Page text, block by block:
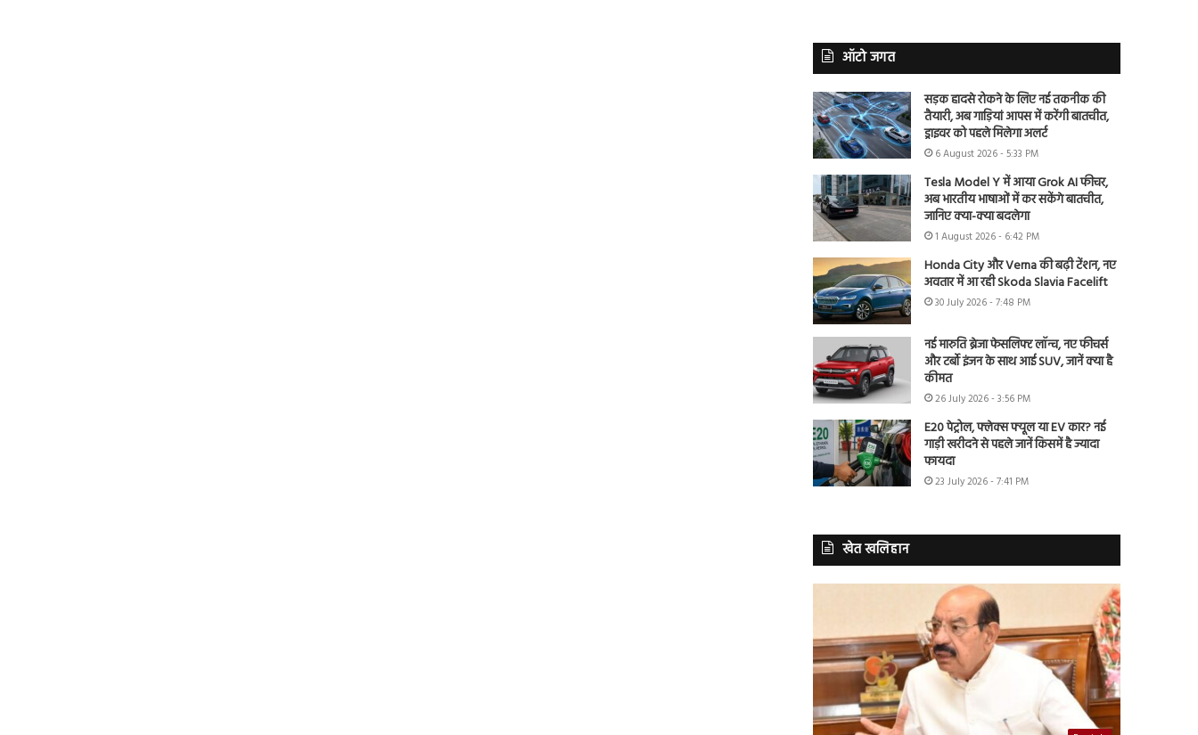
ऑटो जगत
सड़क हादसे रोकने के लिए नई तकनीक की
तैयारी, अब गाड़ियां आपस में करेंगी बातचीत,
ड्राइवर को पहले मिलेगा अलर्ट
6 August 2026 - 5:33 PM
Tesla Model Y में आया Grok AI फीचर,
अब भारतीय भाषाओं में कर सकेंगे बातचीत,
जानिए क्या-क्या बदलेगा
1 August 2026 - 6:42 PM
Honda City और Verna की बढ़ी टेंशन, नए
अवतार में आ रही Skoda Slavia Facelift
30 July 2026 - 7:48 PM
नई मारुति ब्रेजा फेसलिफ्ट लॉन्च, नए फीचर्स
और टर्बो इंजन के साथ आई SUV, जानें क्या है
कीमत
26 July 2026 - 3:56 PM
E20 पेट्रोल, फ्लेक्स फ्यूल या EV कार? नई
गाड़ी खरीदने से पहले जानें किसमें है ज्यादा
फायदा
23 July 2026 - 7:41 PM
खेत खलिहान